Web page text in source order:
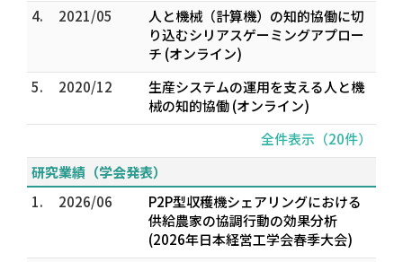
4.
2021/05
人と機械（計算機）の知的協働に切
り込むシリアスゲーミングアプロー
チ (オンライン)
5.
2020/12
生産システムの運用を支える人と機
械の知的協働 (オンライン)
全件表示（20件）
研究業績（学会発表）
1.
2026/06
P2P型収穫機シェアリングにおける
供給農家の協調行動の効果分析
(2026年日本経営工学会春季大会)